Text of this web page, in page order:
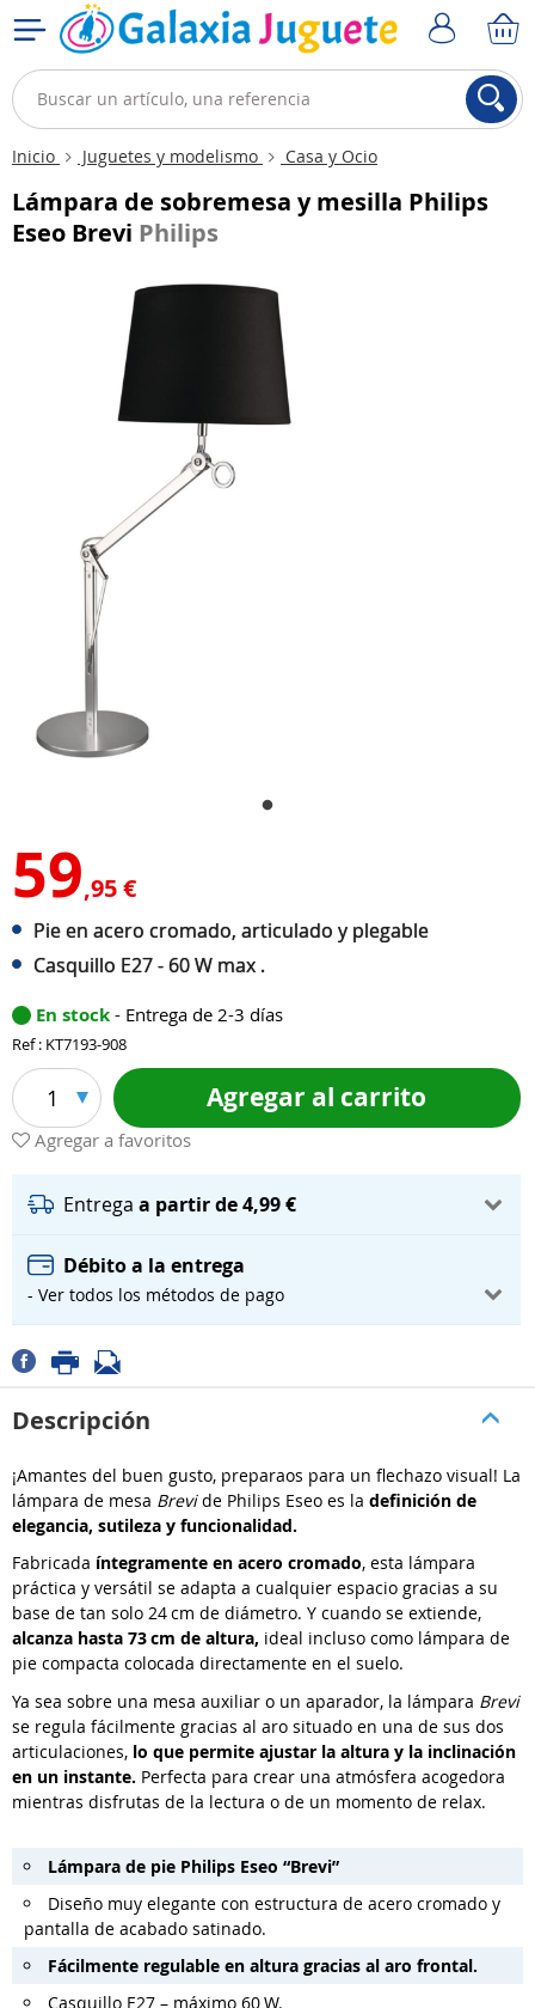
Inicio Juguetes y modelismo Casa y Ocio
Lámpara de sobremesa y mesilla Philips
Eseo Brevi Philips
59,95 €
Pie en acero cromado, articulado y plegable
Casquillo E27 - 60 W max .
En stock - Entrega de 2-3 días
Ref : KT7193-908
1 Agregar al carrito
Agregar a favoritos
Entrega a partir de 4,99 €
Débito a la entrega
- Ver todos los métodos de pago
Descripción
¡Amantes del buen gusto, preparaos para un flechazo visual! La
lámpara de mesa Brevide Philips Eseo es la definición de
elegancia, sutileza y funcionalidad.
Fabricada íntegramente en acero cromado, esta lámpara
práctica y versátil se adapta a cualquier espacio gracias a su
base de tan solo 24 cm de diámetro. Y cuando se extiende,
alcanza hasta 73 cm de altura, ideal incluso como lámpara de
pie compacta colocada directamente en el suelo.
Ya sea sobre una mesa auxiliar o un aparador, la lámpara Brevi
se regula fácilmente gracias al aro situado en una de sus dos
articulaciones, lo que permite ajustar la altura y la inclinación
en un instante. Perfecta para crear una atmósfera acogedora
mientras disfrutas de la lectura o de un momento de relax.
Lámpara de pie Philips Eseo “Brevi”
Diseño muy elegante con estructura de acero cromado y
pantalla de acabado satinado.
Fácilmente regulable en altura gracias al aro frontal.
Casquillo E27 – máximo 60 W.